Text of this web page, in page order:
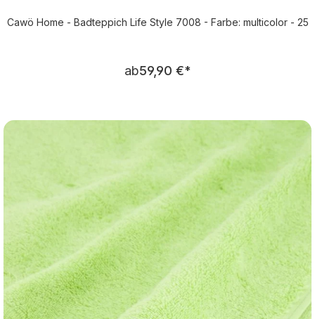
Cawö Home - Badteppich Life Style 7008 - Farbe: multicolor - 25
Regulärer Preis:
ab59,90 €*